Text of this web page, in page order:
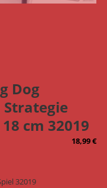
Dog
cm 32019
18,99€
32019